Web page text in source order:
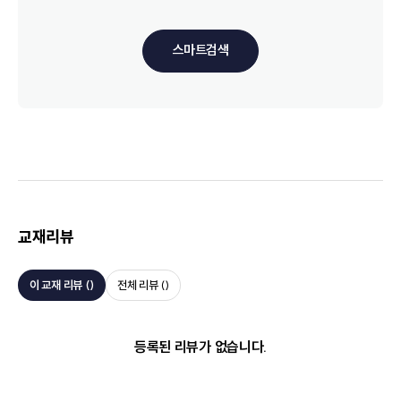
스마트검색
교재리뷰
이 교재 리뷰 () 전체 리뷰 ()
등록된 리뷰가 없습니다.